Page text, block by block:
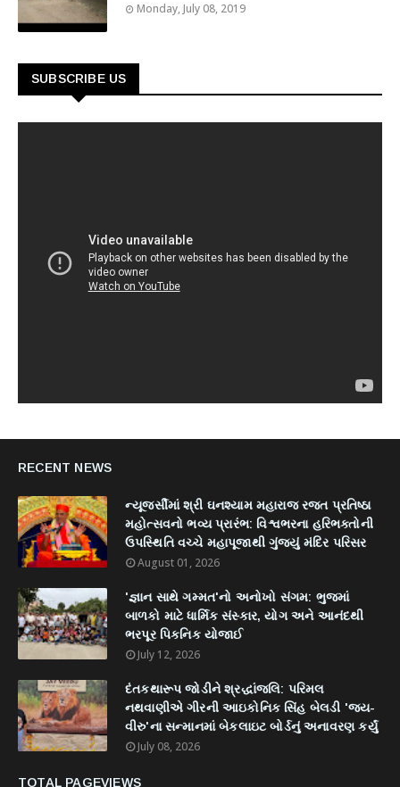
Monday, July 08, 2019
SUBSCRIBE US
RECENT NEWS
ન્યૂજર્સીમાં શ્રી ઘનશ્યામ મહારાજ રજત પ્રતિષ્ઠા
મહોત્સવનો ભવ્ય પ્રારંભ: વિશ્વભરના હરિભક્તોની
ઉપસ્થિતિ વચ્ચે મહાપૂજાથી ગુંજ્યું મંદિર પરિસર
August 01, 2026
'જ્ઞાન સાથે ગમ્મત'નો અનોખો સંગમ: ભુજમાં
બાળકો માટે ધાર્મિક સંસ્કાર, યોગ અને આનંદથી
ભરપૂર પિકનિક યોજાઈ
July 12, 2026
દંતકથારૂપ જોડીને શ્રદ્ધાંજલિ: પરિમલ
નથવાણીએ ગીરની આઇકોનિક સિંહ બેલડી 'જય-
વીરુ'ના સન્માનમાં બેકલાઇટ બોર્ડનું અનાવરણ કર્યું
July 08, 2026
TOTAL PAGEVIEWS